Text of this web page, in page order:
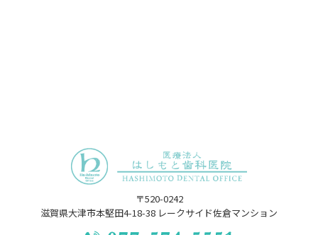
〒520-0242
滋賀県大津市本堅田4-18-38 レークサイド佐倉マンション